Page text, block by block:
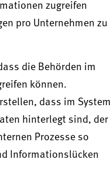
zugreifen
pro Unternehmen zu
die Behörden im
können.
dass im System
hinterlegt sind, der
Prozesse so
Informationslücken